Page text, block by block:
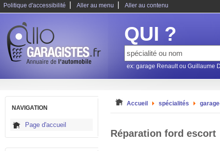
Politique d'accessibilité Aller au menu Aller au contenu
QUI ?
ex: garage Renault ou Guillaume
NAVIGATION
Page d'accueil
Accueil spécialités
Réparation ford escort